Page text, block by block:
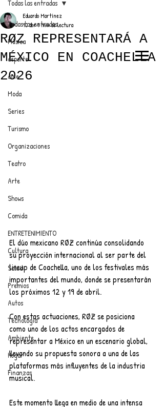
ANUNCIATE CON NOSOTROS
PARA MÁS INFORMACIÓN:
dinamicaseltrendytop@gmail.com
EL TRENDY TOP
CON EDDY MARTINEZ
Todas las entradas
Música
deporte
cine
Moda
Series
Turismo
Organizaciones
Teatro
Arte
Shows
Comida
ENTRETENIMIENTO
Cultura
Salud
Premios
Autos
Tecnología
Ambiente
Hogar
Finanzas
Todas las entradas
RØZ REPRESENTARÁ A
MÉXICO EN COACHELLA
2026
Eduardo Martínez
10 abr1 min de lectura
El dúo mexicano RØZ continúa consolidando
su proyección internacional al ser parte del
lineup de Coachella, uno de los festivales más
importantes del mundo, donde se presentarán
los próximos 12 y 19 de abril.
Con estas actuaciones, RØZ se posiciona
como uno de los actos encargados de
representar a México en un escenario global,
llevando su propuesta sonora a una de las
plataformas más influyentes de la industria
musical.
Este momento llega en medio de una intensa